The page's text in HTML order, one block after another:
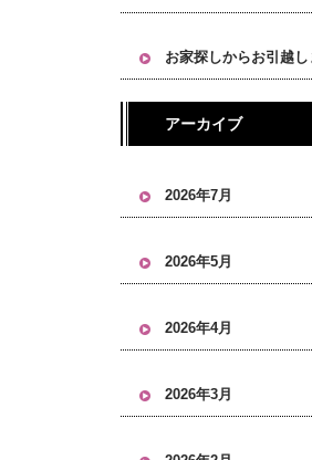
アーカイブ
2026年7月
2026年5月
2026年4月
2026年3月